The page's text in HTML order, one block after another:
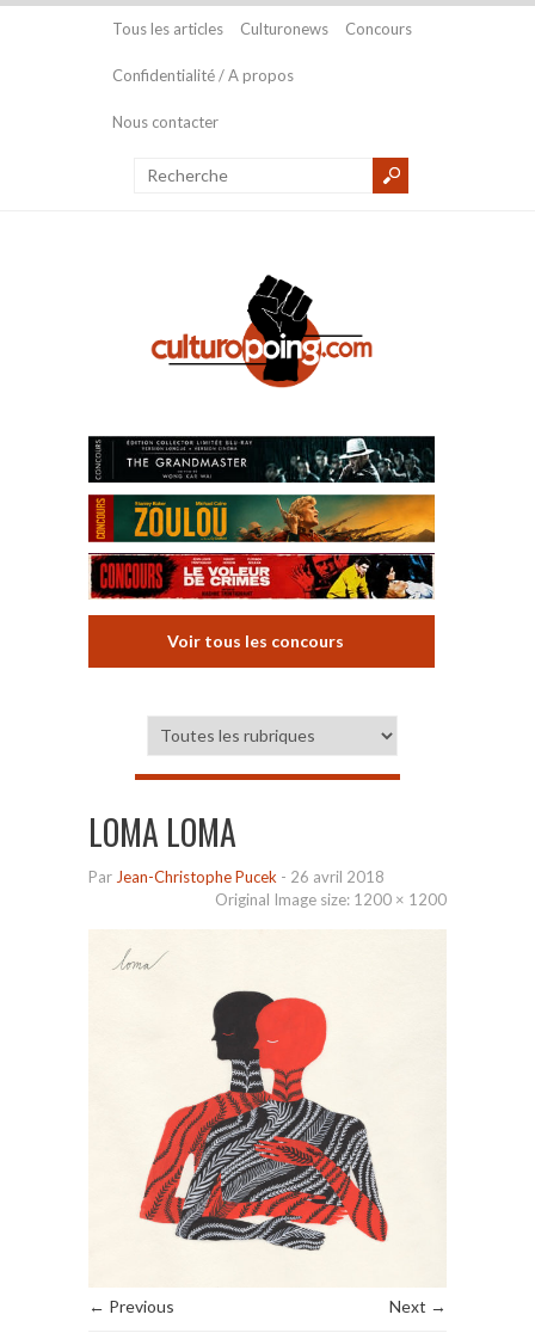
Tous les articles Culturonews Concours
Confidentialité / A propos
Nous contacter
Voir tous les concours
LOMA LOMA
Par Jean-Christophe Pucek - 26 avril 2018
Original Image size: 1200 × 1200
← Previous Next →